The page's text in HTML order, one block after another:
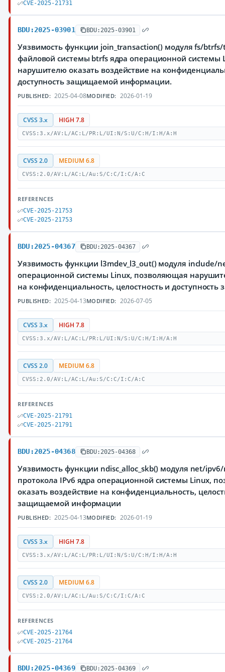
CVE-2025-21731
BDU:2025-03901 BDU:2025-03901
Уязвимость функции join_transaction() модуля fs/
файловой системы btrfs ядра операционной
нарушителю оказать воздействие на
доступность защищаемой информации.
PUBLISHED: 2025-04-08MODIFIED: 2026-01-19
CVSS 3.x HIGH 7.8
CVSS:3.x/AV:L/AC:L/PR:L/UI:N/S:U/C:H/I:H/A:H
CVSS 2.0 MEDIUM 6.8
CVSS:2.0/AV:L/AC:L/Au:S/C:C/I:C/A:C
REFERENCES
CVE-2025-21753
CVE-2025-21753
BDU:2025-04367 BDU:2025-04367
Уязвимость функции l3mdev_l3_out() модуля include/
операционной системы Linux, позволяющая
на конфиденциальность, целостность и
PUBLISHED: 2025-04-13MODIFIED: 2026-07-05
CVSS 3.x HIGH 7.8
CVSS:3.x/AV:L/AC:L/PR:L/UI:N/S:U/C:H/I:H/A:H
CVSS 2.0 MEDIUM 6.8
CVSS:2.0/AV:L/AC:L/Au:S/C:C/I:C/A:C
REFERENCES
CVE-2025-21791
CVE-2025-21791
BDU:2025-04368 BDU:2025-04368
Уязвимость функции ndisc_alloc_skb() модуля net/
протокола IPv6 ядра операционной системы Linux,
оказать воздействие на конфиденциальность,
защищаемой информации
PUBLISHED: 2025-04-13MODIFIED: 2026-01-19
CVSS 3.x HIGH 7.8
CVSS:3.x/AV:L/AC:L/PR:L/UI:N/S:U/C:H/I:H/A:H
CVSS 2.0 MEDIUM 6.8
CVSS:2.0/AV:L/AC:L/Au:S/C:C/I:C/A:C
REFERENCES
CVE-2025-21764
CVE-2025-21764
BDU:2025-04369 BDU:2025-04369